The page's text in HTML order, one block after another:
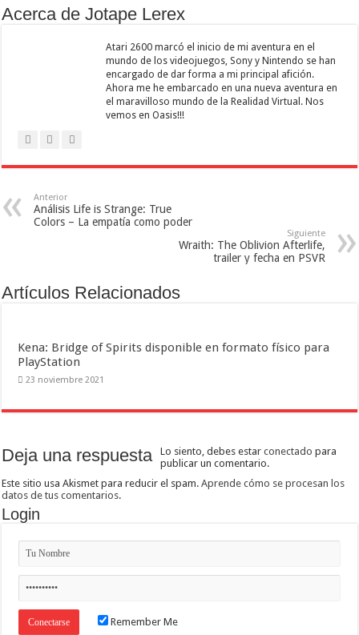
Acerca de Jotape Lerex
Atari 2600 marcó el inicio de mi aventura en el
mundo de los videojuegos, Sony y Nintendo se han
encargado de dar forma a mi principal afición.
Ahora me he embarcado en una nueva aventura en
el maravilloso mundo de la Realidad Virtual. Nos
vemos en Oasis!!!
Anterior
Análisis Life is Strange: True
Colors – La empatía como poder
Siguiente
Wraith: The Oblivion Afterlife,
trailer y fecha en PSVR
Artículos Relacionados
Kena: Bridge of Spirits disponible en formato físico para
PlayStation
23 noviembre 2021
Deja una respuesta Lo siento, debes estarconectado para
publicar un comentario.
Este sitio usa Akismet para reducir el spam.Aprende cómo se procesan los
datos de tus comentarios.
Login
Remember Me